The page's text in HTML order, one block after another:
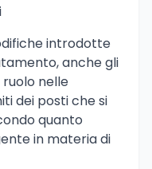
introdotte
anche gli
nelle
dei posti che si
quanto
in materia di